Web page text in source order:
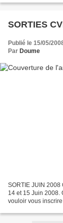
SORTIES
Publié le 15/05/
Par Doume
SORTIE JUIN
14 et 15 Juin 2008.
vouloir vous